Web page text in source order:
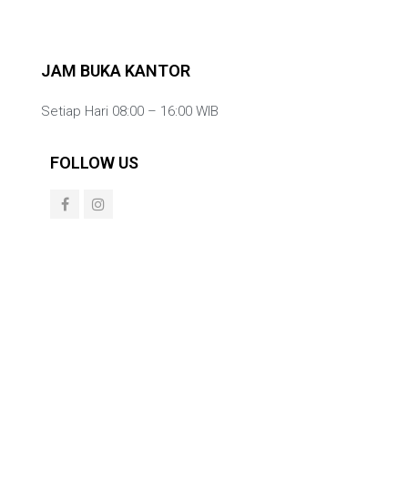
JAM BUKA KANTOR
Setiap Hari 08:00 – 16:00 WIB
FOLLOW US